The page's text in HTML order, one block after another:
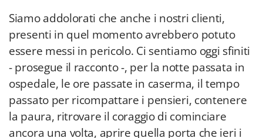
Siamo addolorati che anche i nostri clienti,
presenti in quel momento avrebbero potuto
essere messi in pericolo. Ci sentiamo oggi sfiniti
- prosegue il racconto -, per la notte passata in
ospedale, le ore passate in caserma, il tempo
passato per ricompattare i pensieri, contenere
la paura, ritrovare il coraggio di cominciare
ancora una volta, aprire quella porta che ieri i